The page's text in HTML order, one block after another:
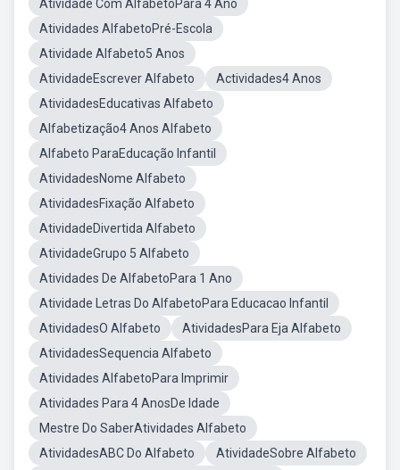
Atividade Com AlfabetoPara 4 Ano
Atividades AlfabetoPré-Escola
Atividade Alfabeto5 Anos
AtividadeEscrever Alfabeto
Actividades4 Anos
AtividadesEducativas Alfabeto
Alfabetização4 Anos Alfabeto
Alfabeto ParaEducação Infantil
AtividadesNome Alfabeto
AtividadesFixação Alfabeto
AtividadeDivertida Alfabeto
AtividadeGrupo 5 Alfabeto
Atividades De AlfabetoPara 1 Ano
Atividade Letras Do AlfabetoPara Educacao Infantil
AtividadesO Alfabeto
AtividadesPara Eja Alfabeto
AtividadesSequencia Alfabeto
Atividades AlfabetoPara Imprimir
Atividades Para 4 AnosDe Idade
Mestre Do SaberAtividades Alfabeto
AtividadesABC Do Alfabeto
AtividadeSobre Alfabeto